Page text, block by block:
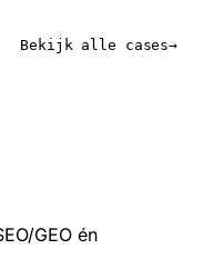
Bekijk alle cases
GEO én